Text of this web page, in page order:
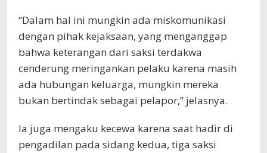
“Dalam hal ini mungkin ada miskomunikasi
dengan pihak kejaksaan, yang menganggap
bahwa keterangan dari saksi terdakwa
cenderung meringankan pelaku karena masih
ada hubungan keluarga, mungkin mereka
bukan bertindak sebagai pelapor,” jelasnya.
Ia juga mengaku kecewa karena saat hadir di
pengadilan pada sidang kedua, tiga saksi